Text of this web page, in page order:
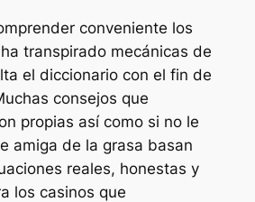
conveniente los
transpirado mecánicas de
el diccionario con el fin de
consejos que
propias así­ como si no le
amiga de la grasa basan
reales, honestas y
los casinos que